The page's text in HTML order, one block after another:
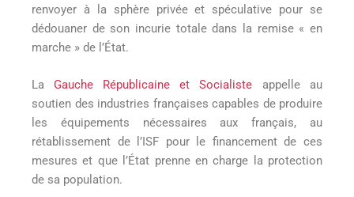
renvoyer à la sphère privée et spéculative pour se
dédouaner de son incurie totale dans la remise « en
marche » de l’État.
La Gauche Républicaine et Socialiste appelle au
soutien des industries françaises capables de produire
les équipements nécessaires aux français, au
rétablissement de l’ISF pour le financement de ces
mesures et que l’État prenne en charge la protection
de sa population.